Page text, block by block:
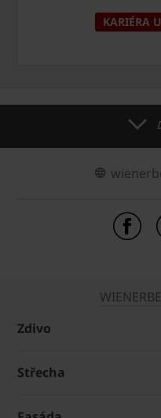
KARIÉRA
Zdivo
Střecha